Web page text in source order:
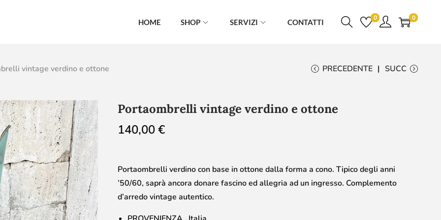
HOME SHOP SERVIZI CONTATTI 0 0
vintage verdino e ottone PRECEDENTE SUCC
Portaombrelli vintage verdino e ottone
140,00€
Portaombrelli verdino con base in ottone dalla forma a cono. Tipico degli anni
’50/60, saprà ancora donare fascino ed allegria ad un ingresso. Complemento
d’arredo vintage autentico.